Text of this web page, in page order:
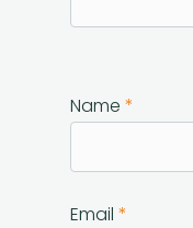
Name *
Email *